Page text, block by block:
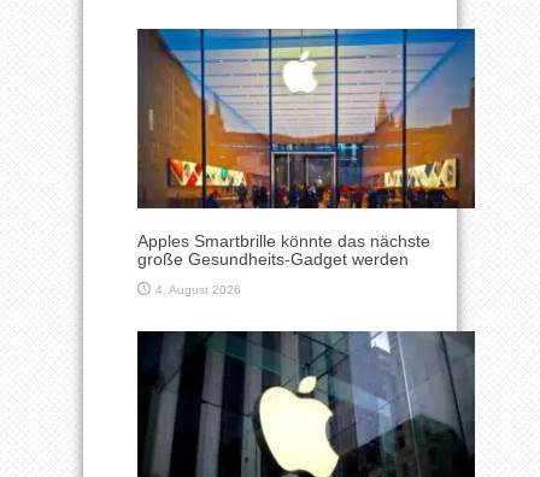
Apples Smartbrille könnte das nächste
große Gesundheits-Gadget werden
4. August 2026